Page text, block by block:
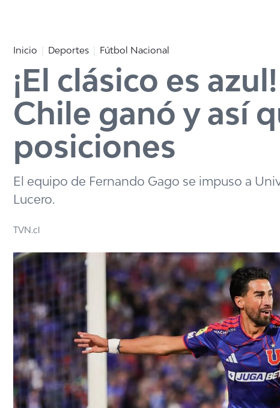
Inicio Deportes Fútbol Nacional
¡El clásico es
Chile ganó y así
posiciones
El equipo de Fernando Gago se impuso a
Lucero.
TVN.cl